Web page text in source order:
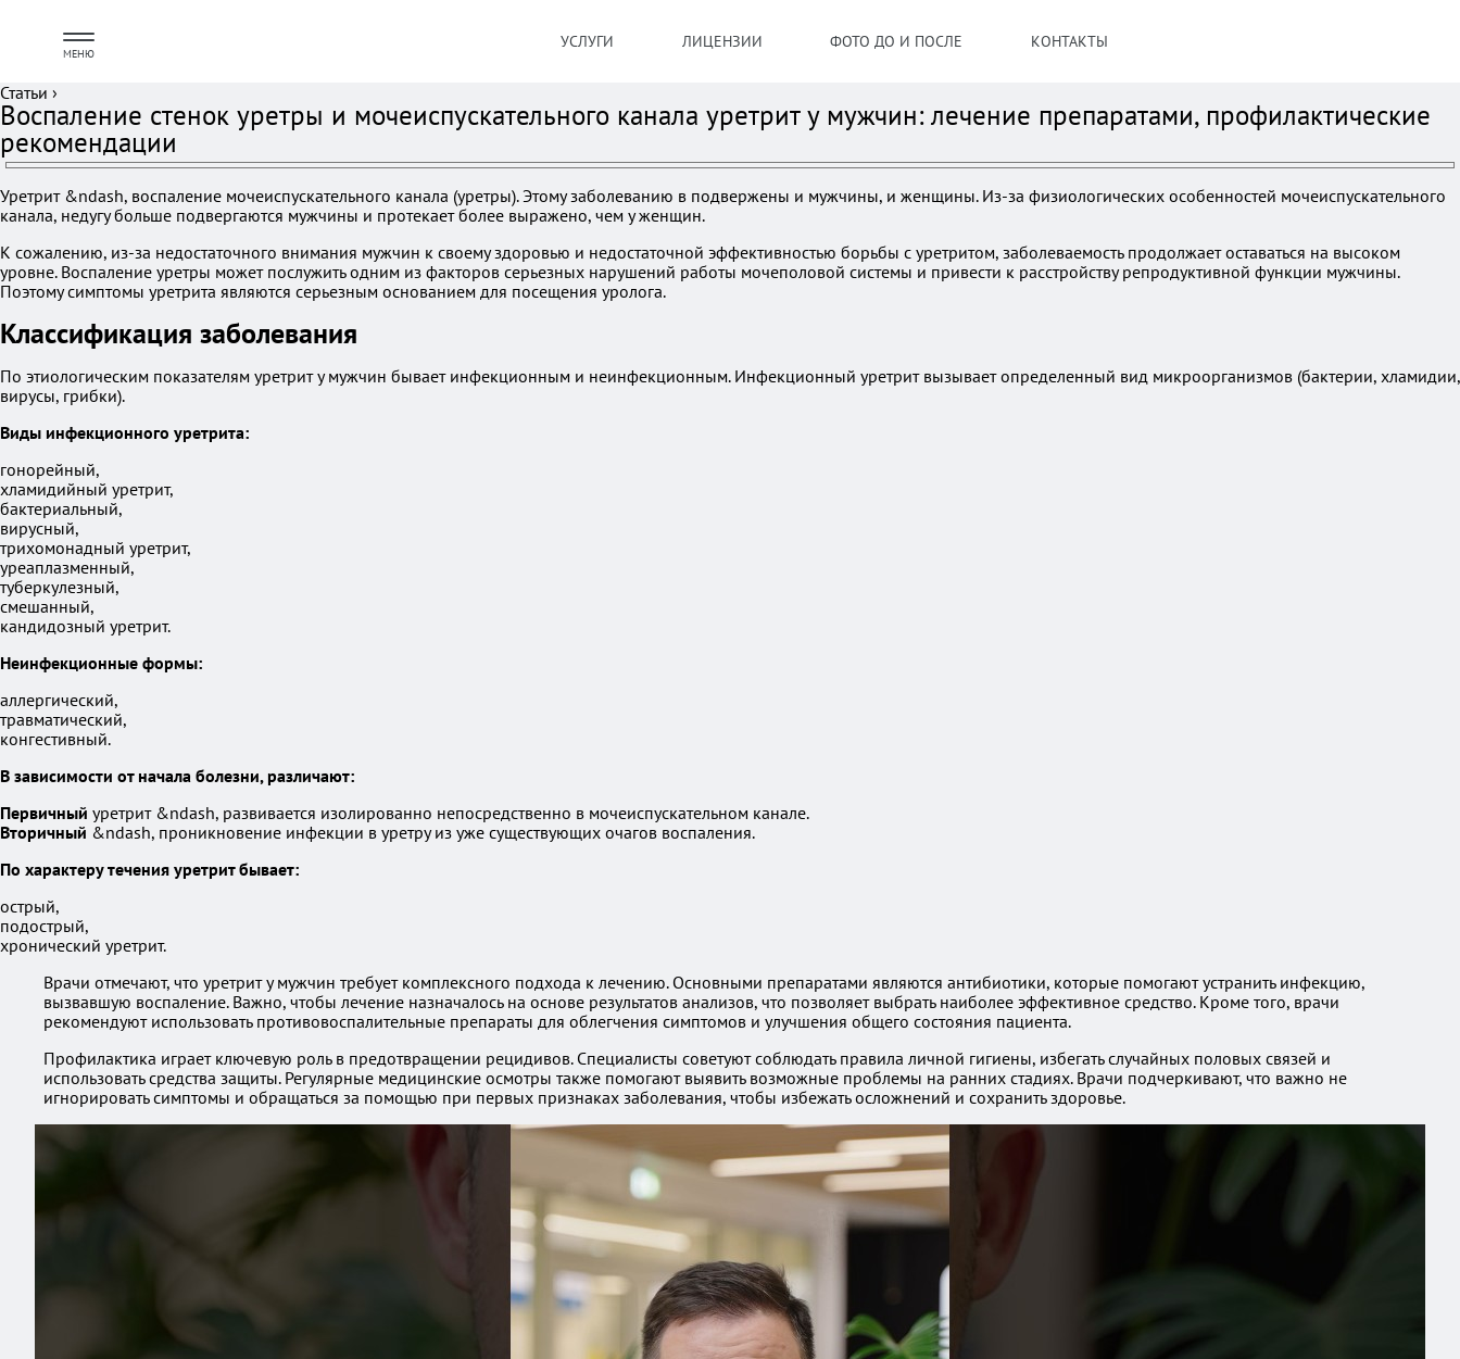
МЕНЮ
УСЛУГИ ЛИЦЕНЗИИ ФОТО ДО И ПОСЛЕ КОНТАКТЫ
Статьи ›
Воспаление стенок уретры и мочеиспускательного канала уретрит у мужчин: лечение препаратами, профилактические
рекомендации
Уретрит &ndash, воспаление мочеиспускательного канала (уретры). Этому заболеванию в подвержены и мужчины, и женщины. Из-за физиологических особенностей мочеиспускательного
канала, недугу больше подвергаются мужчины и протекает более выражено, чем у женщин.
К сожалению, из-за недостаточного внимания мужчин к своему здоровью и недостаточной эффективностью борьбы с уретритом, заболеваемость продолжает оставаться на высоком
уровне. Воспаление уретры может послужить одним из факторов серьезных нарушений работы мочеполовой системы и привести к расстройству репродуктивной функции мужчины.
Поэтому симптомы уретрита являются серьезным основанием для посещения уролога.
Классификация заболевания
По этиологическим показателям уретрит у мужчин бывает инфекционным и неинфекционным. Инфекционный уретрит вызывает определенный вид микроорганизмов (бактерии, хламидии,
вирусы, грибки).
Виды инфекционного уретрита:
гонорейный,
хламидийный уретрит,
бактериальный,
вирусный,
трихомонадный уретрит,
уреаплазменный,
туберкулезный,
смешанный,
кандидозный уретрит.
Неинфекционные формы:
аллергический,
травматический,
конгестивный.
В зависимости от начала болезни, различают:
Первичный уретрит &ndash, развивается изолированно непосредственно в мочеиспускательном канале.
Вторичный &ndash, проникновение инфекции в уретру из уже существующих очагов воспаления.
По характеру течения уретрит бывает:
острый,
подострый,
хронический уретрит.
Врачи отмечают, что уретрит у мужчин требует комплексного подхода к лечению. Основными препаратами являются антибиотики, которые помогают устранить инфекцию,
вызвавшую воспаление. Важно, чтобы лечение назначалось на основе результатов анализов, что позволяет выбрать наиболее эффективное средство. Кроме того, врачи
рекомендуют использовать противовоспалительные препараты для облегчения симптомов и улучшения общего состояния пациента.
Профилактика играет ключевую роль в предотвращении рецидивов. Специалисты советуют соблюдать правила личной гигиены, избегать случайных половых связей и
использовать средства защиты. Регулярные медицинские осмотры также помогают выявить возможные проблемы на ранних стадиях. Врачи подчеркивают, что важно не
игнорировать симптомы и обращаться за помощью при первых признаках заболевания, чтобы избежать осложнений и сохранить здоровье.